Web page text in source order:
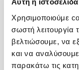
Αυτή η
Χρησιμοποιούμε
σωστή λειτουργία
βελτιώσουμε, να
και να
παρακάτω τις